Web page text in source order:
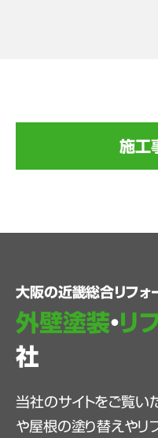
施工
大阪の近畿総合リフォ
外壁塗装・リ
社
当社のサイトをご覧い
や屋根の塗り替えやリ